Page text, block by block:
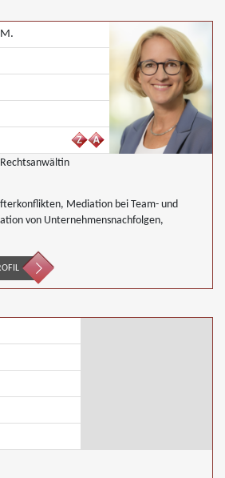
Mediation bei Team- und
von Unternehmensnachfolgen,